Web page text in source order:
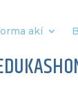
akí